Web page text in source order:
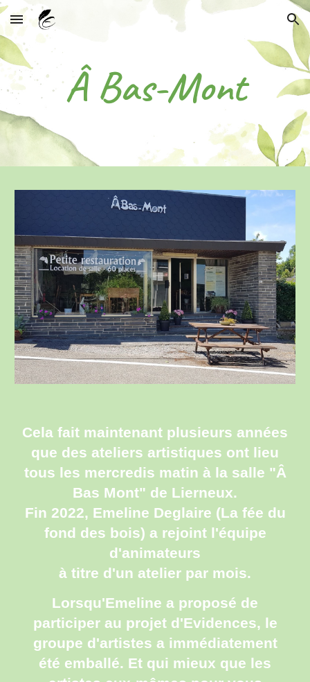
Skip to main content Skip to navigation
Â Bas-Mont
Cela fait maintenant plusieurs années
que des ateliers artistiques ont lieu
tous les mercredis matin à la salle "Â
Bas Mont" de Lierneux.
Fin 2022, Emeline Deglaire (La fée du
fond des bois) a rejoint l'équipe
d'animateurs
à titre d'un atelier par mois.
Lorsqu'Emeline a proposé de
participer au projet d'Evidences, le
groupe d'artistes a immédiatement
été emballé. Et qui mieux que les